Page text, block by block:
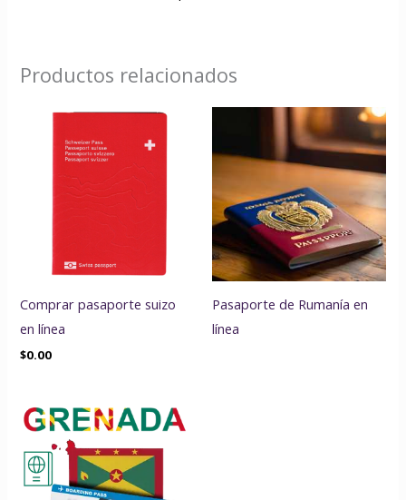
Productos relacionados
Comprar pasaporte suizo
en línea
$0.00
Pasaporte de Rumanía en
línea